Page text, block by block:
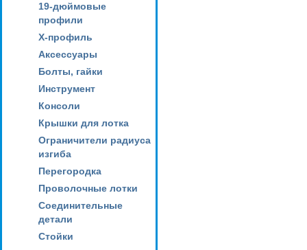
19-дюймовые
профили
X-профиль
Аксессуары
Болты, гайки
Инструмент
Консоли
Крышки для лотка
Ограничители радиуса
изгиба
Перегородка
Проволочные лотки
Соединительные
детали
Стойки